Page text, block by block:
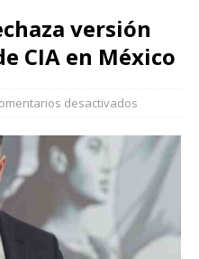
versión
CIA en México
desactivados